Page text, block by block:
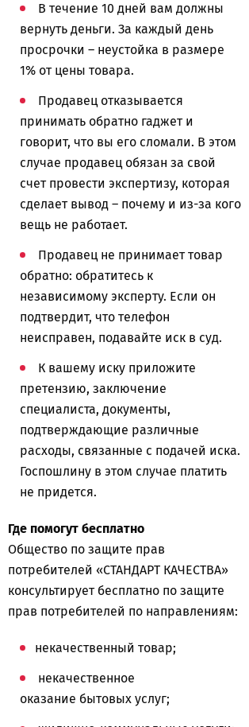
В течение 10 дней вам должны
вернуть деньги. За каждый день
просрочки – неустойка в размере
1% от цены товара.
Продавец отказывается
принимать обратно гаджет и
говорит, что вы его сломали. В этом
случае продавец обязан за свой
счет провести экспертизу, которая
сделает вывод – почему и из-за кого
вещь не работает.
Продавец не принимает товар
обратно: обратитесь к
независимому эксперту. Если он
подтвердит, что телефон
неисправен, подавайте иск в суд.
К вашему иску приложите
претензию, заключение
специалиста, документы,
подтверждающие различные
расходы, связанные с подачей иска.
Госпошлину в этом случае платить
не придется.
Где помогут бесплатно
Общество по защите прав
потребителей «СТАНДАРТ КАЧЕСТВА»
консультирует бесплатно по защите
прав потребителей по направлениям:
некачественный товар;
некачественное
оказание бытовых услуг;